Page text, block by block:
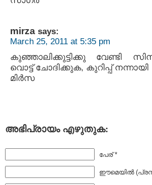
mirza says:
March 25, 2011 at 5:35 pm
കുഞ്ഞാലിക്കുട്ടിക്കു വേണ്ടി
വൊട്ട് ചോദിക്കുക, കുറിപ്പ് നന്നായി
മിര്‍സ
അഭിപ്രായം എഴുതുക:
പേര് *
ഈമെയില്‍